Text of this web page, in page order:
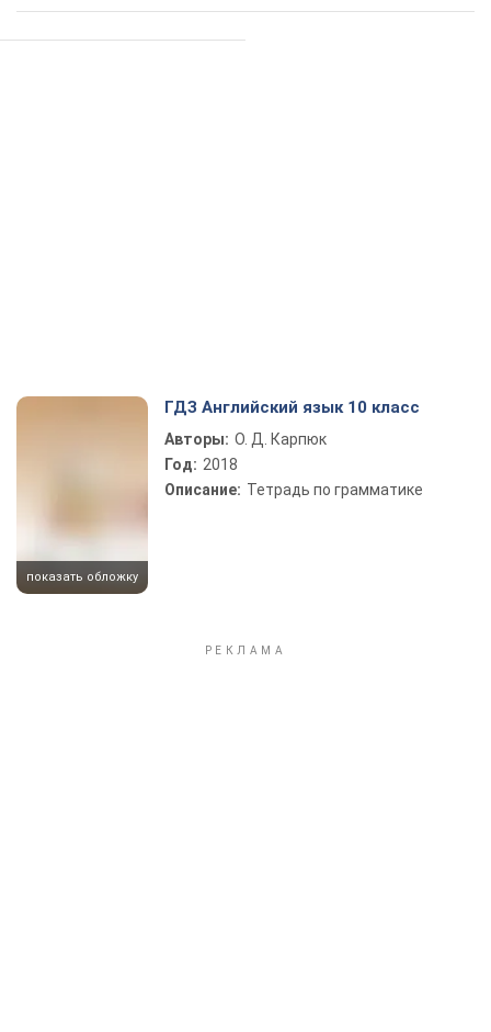
показать обложку
ГДЗ Английский язык 10 класс
Авторы: О. Д. Карпюк
Год: 2018
Описание: Тетрадь по грамматике